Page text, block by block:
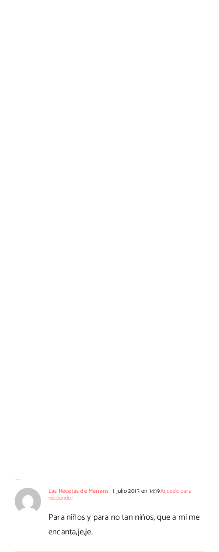
25 Comentarios
Las Recetas de Manans 1 julio 2013 en 14:19Accede para
responder
Para niños y para no tan niños, que a mi me
encanta,je,je.